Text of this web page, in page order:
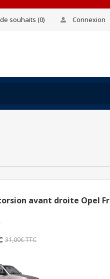
Connexion
souhaits (0)
avant droite Opel
31,00€ TTC